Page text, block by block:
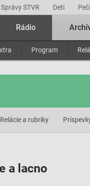
Správy STVR Deti
Rádio
Program
Relácie a rubriky
a lacno